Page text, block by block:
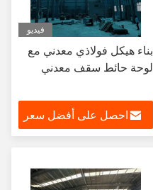
فيديو
بناء هيكل فولاذي معدني مع
لوحة حائط سقف معدني
احصل على أفضل سعر